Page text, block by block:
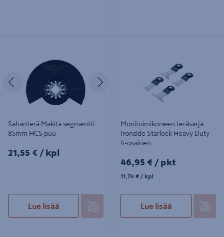
Edellinen
Sahanterä Makita segmentti
85mm HCS puu
21,55€/kpl
21,55 € / kpl
Lue lisää
Monitoimikoneen teräsarja
Ironside Starlock Heavy Duty
4-osainen
46,95€/pkt
46,95 € / pkt
11,74€/kpl
11,74 € / kpl
Lue lisää